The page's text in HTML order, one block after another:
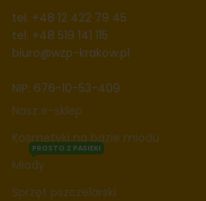
tel. +48 12 422 79 45
tel. +48 519 141 115
biuro@wzp-krakow.pl
NIP: 676-10-53-409
Nasz e-sklep
Kosmetyki na bazie miodu
Miody
PROSTO Z PASIEKI
Sprzęt pszczelarski